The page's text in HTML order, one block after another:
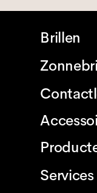
Brillen
Services